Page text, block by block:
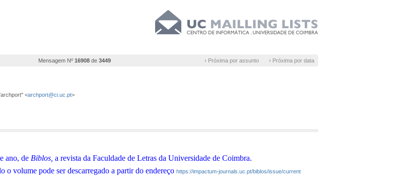
Mensagem Nº 16908 de 3449 › Próxima por assunto › Próxima por data
<archport@ci.uc.pt>
ano, de Biblos, a revista da Faculdade de Letras da Universidade de Coimbra.
pode ser descarregado a partir do endereço https://impactum-journals.uc.pt/biblos/issue/current